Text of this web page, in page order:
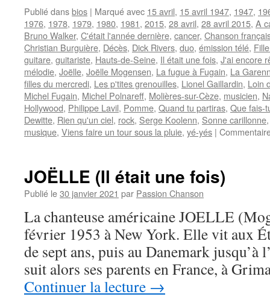
Publié dansbios | Marqué avec 15 avril, 15 avril 1947, 1947,
1976, 1978, 1979, 1980, 1981, 2015, 28 avril, 28 avril 2015, A
Bruno Walker, C'était l'année dernière, cancer, Chanson
Christian Burguière, Décès, Dick Rivers, duo, émission télé,
guitare, guitariste, Hauts-de-Seine, Il était une fois, J'ai encore
mélodie, Joëlle, Joëlle Mogensen, La fugue à Fugain, La
filles du mercredi, Les p'tites grenouilles, Lionel Gaillardin, Loin
Michel Fugain, Michel Polnareff, Molières-sur-Cèze, musicien,
Hollywood, Philippe Lavil, Pomme, Quand tu partiras, Que fais-
Dewitte, Rien qu'un ciel, rock, Serge Koolenn, Sonne carillonne
musique, Viens faire un tour sous la pluie, yé-yés |
JOËLLE (Il était une fois)
Publié le30 janvier 2021 par Passion Chanson
La chanteuse américaine JOELLE
février 1953 à New York. Elle vit aux
de sept ans, puis au Danemark jusqu’à
suit alors ses parents en France, à
Continuer la lecture →